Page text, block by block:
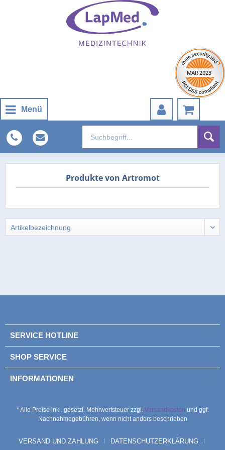
Menü
Produkte von Artromot
SERVICE HOTLINE
SHOP SERVICE
INFORMATIONEN
* Alle Preise inkl. gesetzl. Mehrwertsteuer zzgl. Versandkosten und ggf.
Nachnahmegebühren, wenn nicht anders beschrieben
VERSAND UND ZAHLUNG
DATENSCHUTZERKLÄRUNG